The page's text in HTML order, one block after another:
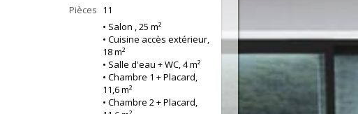
Pièces 11
• Salon , 25 m²
• Cuisine accès extérieur,
18 m²
• Salle d'eau + WC, 4 m²
• Chambre 1 + Placard,
11,6 m²
• Chambre 2 + Placard,